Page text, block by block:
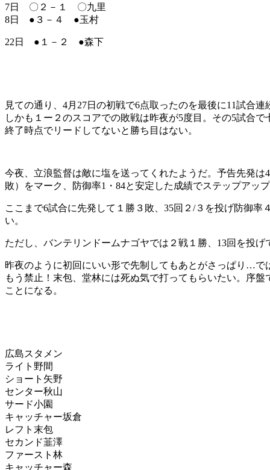
7日 〇２－１ 〇九里
8日 ●３－４ ●玉村
22日 ●１－２ ●森下
見ての通り、4月27日の初戦で6点取ったのを最後に11試合
しかも１ー２のスコアでの敗戦は昨夜が5度目。その5試合
終了時点でリードしてないと勝ち目はない。
今夜、立浪監督は敵に塩を送ってくれたようだ。予告先発
敗）をマーク、防御率1・84と安定した成績でステップアッ
ここまで6試合に先発して１勝３敗、35回２/３を投げ防御
い。
ただし、バンテリンドームナゴヤでは２戦１勝、13回を投
昨夜のように初回にいい形で先制してもあとがさっぱり…
もう禁止！末包、堂林には死ぬ気で打ってもらいたい。序
ことになる。
広島スタメン
ライト野間
ショート矢野
センター秋山
サード小園
キャッチャー坂倉
レフト末包
セカンド韮澤
ファースト林
キャッチャー森